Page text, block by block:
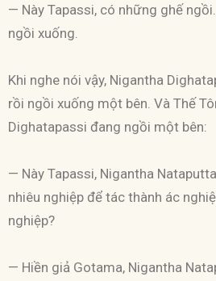
— Này Tapassi, có những ghế
ngồi xuống.
Khi nghe nói vậy, Nigantha
rồi ngồi xuống một bên. Và Thế
Dighatapassi đang ngồi một bên:
— Này Tapassi, Nigantha
nhiêu nghiệp để tác thành ác
nghiệp?
— Hiền giả Gotama, Nigantha